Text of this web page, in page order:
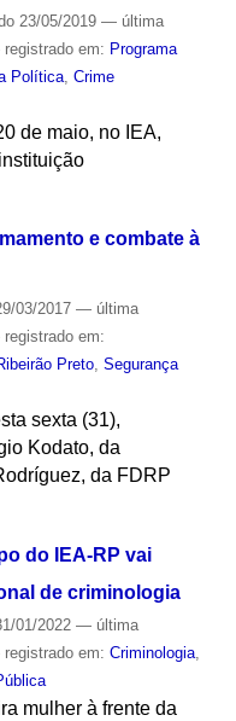
23/05/2019 — última
em: Programa
Política, Crime
de maio, no IEA,
e combate à
03/2017 — última
em:
Preto, Segurança
sexta (31),
Kodato, da
da FDRP
do IEA-RP vai
de criminologia
01/2022 — última
em: Criminologia,
mulher à frente da